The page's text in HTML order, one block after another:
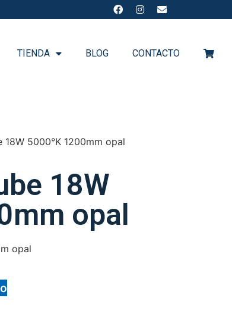
TIENDA BLOG CONTACTO
18W 5000°K 1200mm opal
18W
opal
opal